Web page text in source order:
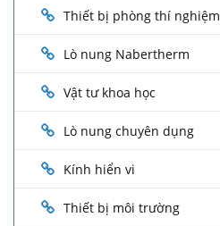
Thiết bị phòng thí nghiệm
Lò nung Nabertherm
Vật tư khoa học
Lò nung chuyên dụng
Kính hiển vi
Thiết bị môi trường